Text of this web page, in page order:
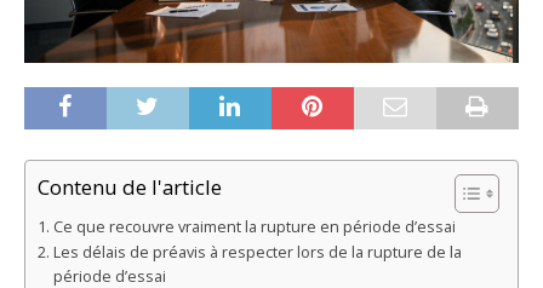
Contenu de l'article
Ce que recouvre vraiment la rupture en période d’essai
Les délais de préavis à respecter lors de la rupture de la
période d’essai